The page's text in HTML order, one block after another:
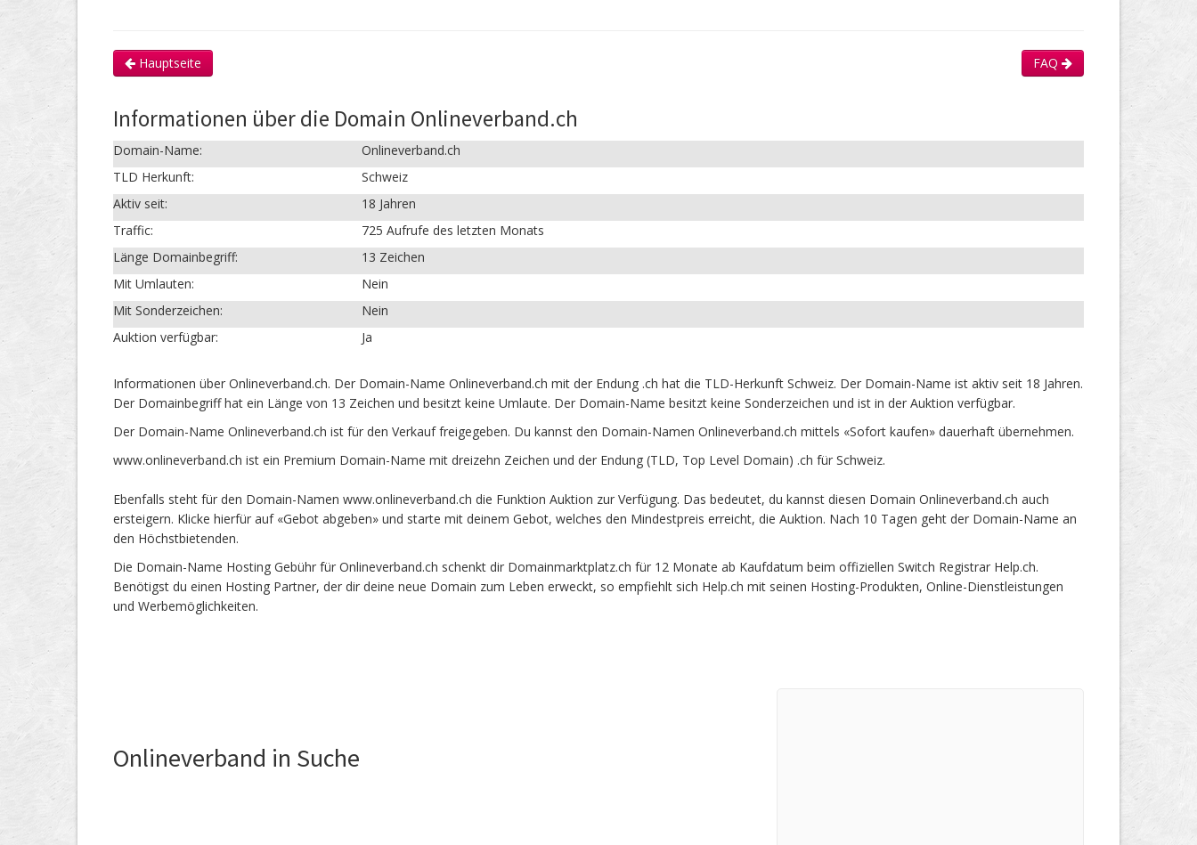
Hauptseite FAQ
Informationen über die Domain Onlineverband.ch
Domain-Name:
Onlineverband.ch
TLD Herkunft:
Schweiz
Aktiv seit:
18 Jahren
Traffic:
725 Aufrufe des letzten Monats
Länge Domainbegriff:
13 Zeichen
Mit Umlauten:
Nein
Mit Sonderzeichen:
Nein
Auktion verfügbar:
Ja
Informationen über Onlineverband.ch. Der Domain-Name Onlineverband.ch mit der Endung .ch hat die TLD-Herkunft Schweiz. Der Domain-Name ist aktiv seit 18 Jahren.
Der Domainbegriff hat ein Länge von 13 Zeichen und besitzt keine Umlaute. Der Domain-Name besitzt keine Sonderzeichen und ist in der Auktion verfügbar.
Der Domain-Name Onlineverband.ch ist für den Verkauf freigegeben. Du kannst den Domain-Namen Onlineverband.ch mittels «Sofort kaufen» dauerhaft übernehmen.
www.onlineverband.ch ist ein Premium Domain-Name mit dreizehn Zeichen und der Endung (TLD, Top Level Domain) .ch für Schweiz.
Ebenfalls steht für den Domain-Namen www.onlineverband.ch die Funktion Auktion zur Verfügung. Das bedeutet, du kannst diesen Domain Onlineverband.ch auch
ersteigern. Klicke hierfür auf «Gebot abgeben» und starte mit deinem Gebot, welches den Mindestpreis erreicht, die Auktion. Nach 10 Tagen geht der Domain-Name an
den Höchstbietenden.
Die Domain-Name Hosting Gebühr für Onlineverband.ch schenkt dir Domainmarktplatz.ch für 12 Monate ab Kaufdatum beim offiziellen Switch Registrar Help.ch.
Benötigst du einen Hosting Partner, der dir deine neue Domain zum Leben erweckt, so empfiehlt sich Help.ch mit seinen Hosting-Produkten, Online-Dienstleistungen
und Werbemöglichkeiten.
Onlineverband in Suche